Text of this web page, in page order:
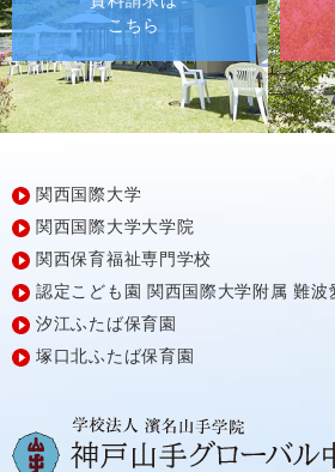
こちら
関西国際大学
関西国際大学大学院
関西保育福祉専門学校
認定こども園 関西国際大学附属 難波
汐江ふたば保育園
塚口北ふたば保育園